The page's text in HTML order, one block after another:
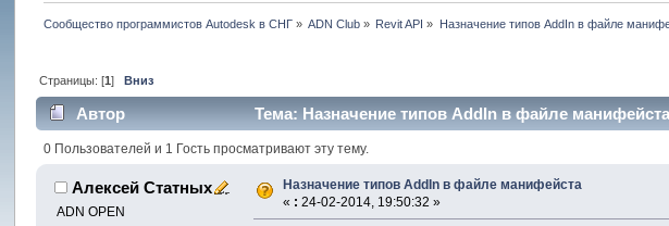
Сообщество программистов Autodesk в СНГ» ADN Club » Revit API » Назначение типов AddIn в файле
Страницы: [1] Вниз
Автор Тема: Назначение типов AddIn в файле
0 Пользователей и 1 Гость просматривают эту тему.
Алексей Статных
ADN OPEN
Назначение типов AddIn в файле манифейста
« : 24-02-2014, 19:50:32 »